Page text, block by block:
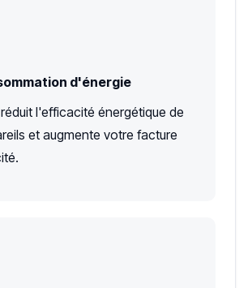
d'énergie
l'efficacité énergétique de
et augmente votre facture